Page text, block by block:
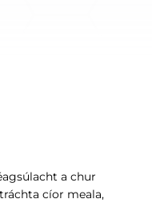
a chur
cíor meala,